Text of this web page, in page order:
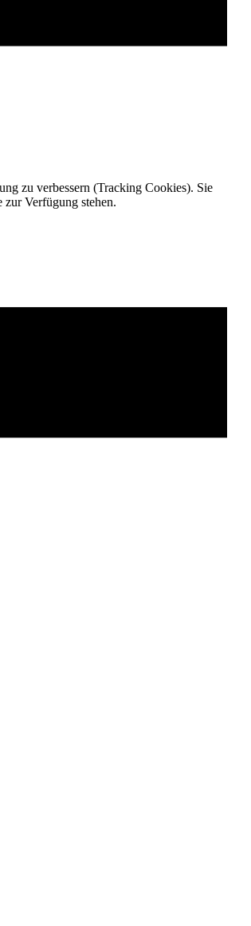
zu verbessern (Tracking Cookies). Sie
zur Verfügung stehen.